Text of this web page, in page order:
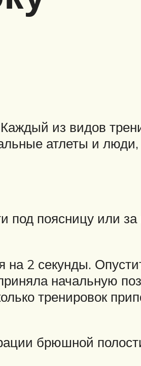
из видов
атлеты и люди,
под поясницу или за
на 2 секунды.
начальную
тренировок
брюшной